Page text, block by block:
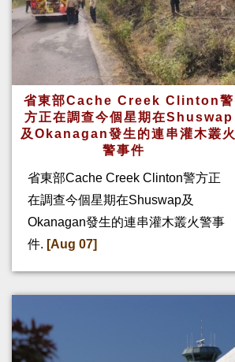
省東部Cache Creek Clinton警
方正在調查今個星期在Shuswap
及Okanagan發生的連串灌木叢火
警事件
省東部Cache Creek Clinton警方正
在調查今個星期在Shuswap及
Okanagan發生的連串灌木叢火警事
件. [Aug 07]